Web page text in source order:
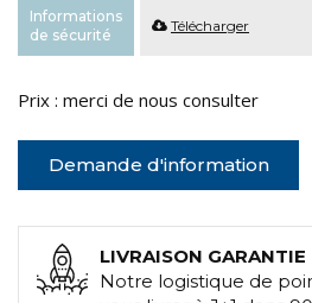
Informations
de sécurité
Télécharger
Prix : merci de nous consulter
Demande d'information
LIVRAISON GARANTIE
Notre logistique de